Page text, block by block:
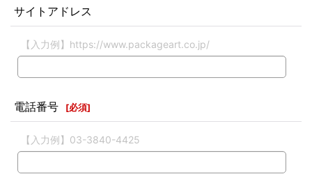
サイトアドレス
【入力例】https://www.packageart.co.jp/
電話番号 [必須]
【入力例】03-3840-4425